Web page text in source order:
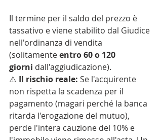
Il termine per il saldo del prezzo è
tassativo e viene stabilito dal Giudice
nell'ordinanza di vendita
(solitamente entro 60 o 120
giorni dall'aggiudicazione).
⚠️ Il rischio reale: Se l'acquirente
non rispetta la scadenza per il
pagamento (magari perché la banca
ritarda l'erogazione del mutuo),
perde l'intera cauzione del 10% e